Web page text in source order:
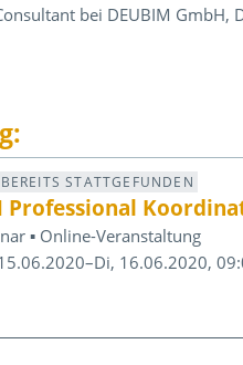
bei DEUBIM GmbH,
STATTGEFUNDEN
Professional
▪ Online-Veranstaltung
16.06.2020,